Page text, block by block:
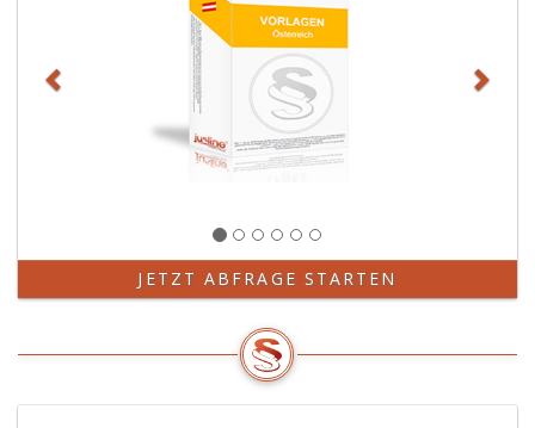
Verordnung.
JETZT ABFRAGE STARTEN